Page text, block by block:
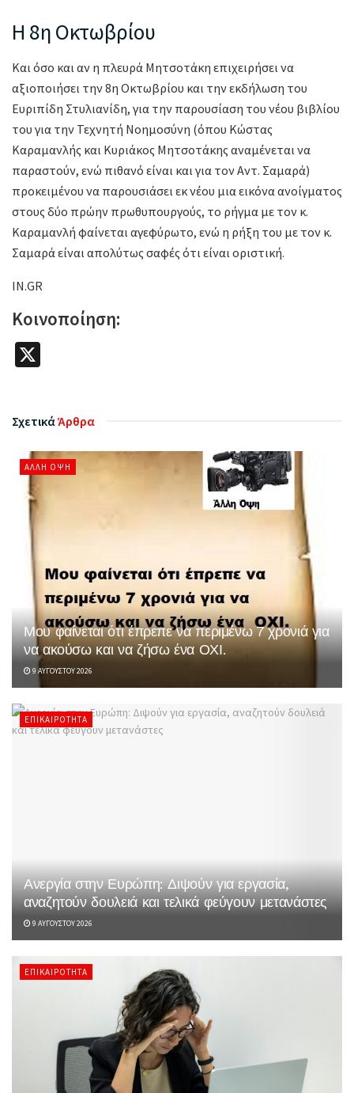
Η 8η Οκτωβρίου
Και όσο και αν η πλευρά Μητσοτάκη επιχειρήσει να
αξιοποιήσει την 8η Οκτωβρίου και την εκδήλωση του
Ευριπίδη Στυλιανίδη, για την παρουσίαση του νέου βιβλίου
του για την Τεχνητή Νοημοσύνη (όπου Κώστας
Καραμανλής και Κυριάκος Μητσοτάκης αναμένεται να
παραστούν, ενώ πιθανό είναι και για τον Αντ. Σαμαρά)
προκειμένου να παρουσιάσει εκ νέου μια εικόνα ανοίγματος
στους δύο πρώην πρωθυπουργούς, το ρήγμα με τον κ.
Καραμανλή φαίνεται αγεφύρωτο, ενώ η ρήξη του με τον κ.
Σαμαρά είναι απολύτως σαφές ότι είναι οριστική.
IN.GR
Κοινοποίηση:
ΣχετικάΆρθρα
ΆΛΛΗ ΌΨΗ
Μου φαίνεται ότι έπρεπε να περιμένω 7 χρονιά για
να ακούσω και να ζήσω ένα ΟΧΙ.
9 ΑΥΓΟΎΣΤΟΥ 2026
ΕΠΙΚΑΙΡΌΤΗΤΑ
Ανεργία στην Ευρώπη: Διψούν για εργασία,
αναζητούν δουλειά και τελικά φεύγουν μετανάστες
9 ΑΥΓΟΎΣΤΟΥ 2026
ΕΠΙΚΑΙΡΌΤΗΤΑ